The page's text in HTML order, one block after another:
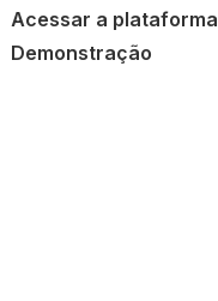
Acessar a plataforma
Demonstração